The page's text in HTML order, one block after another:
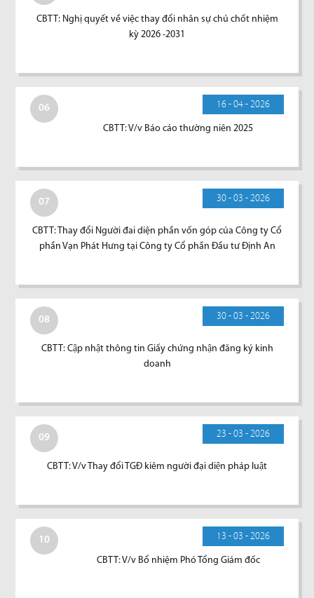
CBTT: Nghị quyết về việc thay đổi nhân sự chủ chốt nhiệm
kỳ 2026 -2031
06 16 - 04 - 2026
CBTT: V/v Báo cáo thường niên 2025
07 30 - 03 - 2026
CBTT: Thay đổi Người đai diện phần vốn góp của Công ty Cổ
phần Vạn Phát Hưng tại Công ty Cổ phần Đầu tư Định An
08 30 - 03 - 2026
CBTT: Cập nhật thông tin Giấy chứng nhận đăng ký kinh
doanh
09 23 - 03 - 2026
CBTT: V/v Thay đổi TGĐ kiêm người đại diện pháp luật
10 13 - 03 - 2026
CBTT: V/v Bổ nhiệm Phó Tổng Giám đốc